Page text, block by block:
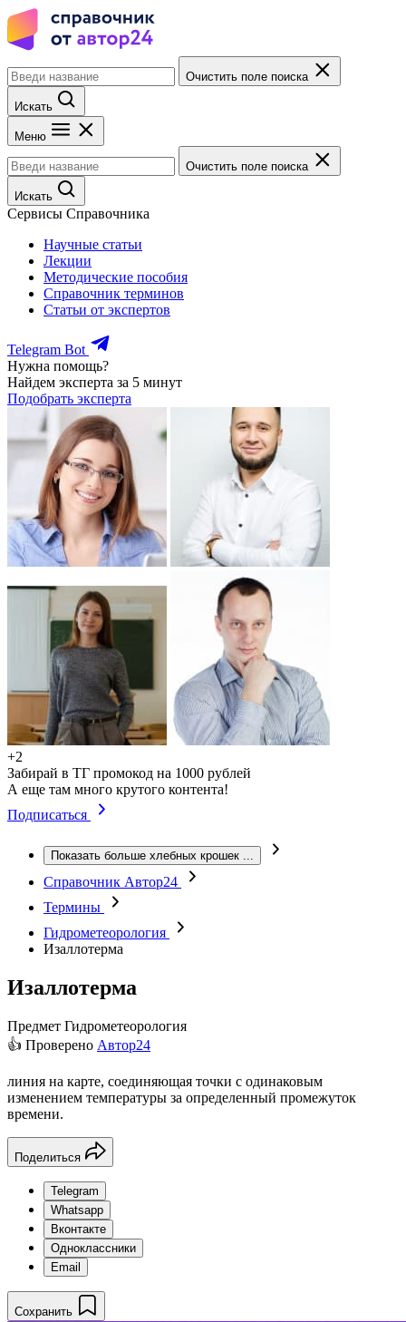
Очистить поле поиска
Искать
Меню
Очистить поле поиска
Искать
Сервисы Справочника
Научные статьи
Лекции
Методические пособия
Справочник терминов
Статьи от экспертов
Telegram Bot
Нужна помощь?
Найдем эксперта за 5 минут
Подобрать эксперта
+2
Забирай в ТГ промокод на 1000 рублей
А еще там много крутого контента!
Подписаться
Показать больше хлебных крошек ...
Справочник Автор24
Термины
Гидрометеорология
Изаллотерма
Изаллотерма
Предмет Гидрометеорология
👍 Проверено Автор24
линия на карте, соединяющая точки с одинаковым
изменением температуры за определенный промежуток
времени.
Поделиться
Telegram
Whatsapp
Вконтакте
Одноклассники
Email
Сохранить